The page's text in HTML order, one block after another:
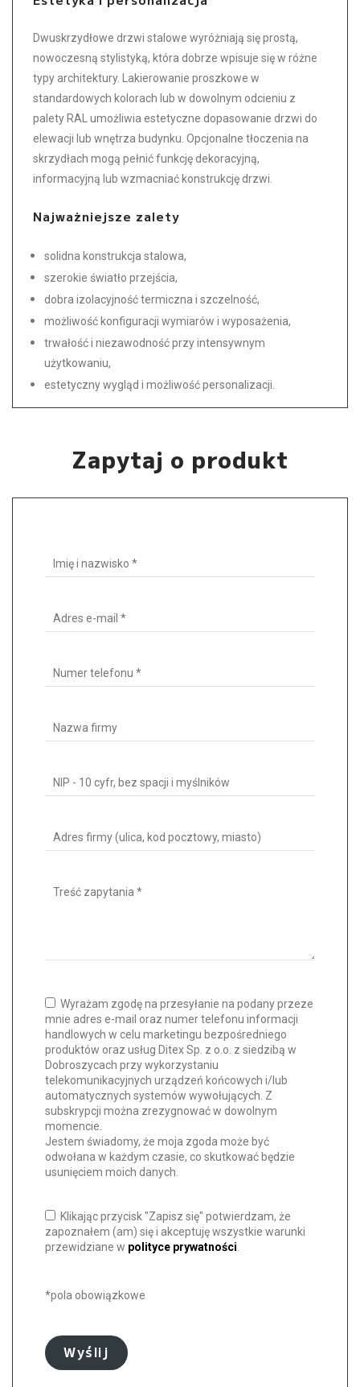
Dwuskrzydłowe drzwi stalowe wyróżniają się prostą,
nowoczesną stylistyką, która dobrze wpisuje się w różne
typy architektury. Lakierowanie proszkowe w
standardowych kolorach lub w dowolnym odcieniu z
palety RAL umożliwia estetyczne dopasowanie drzwi do
elewacji lub wnętrza budynku. Opcjonalne tłoczenia na
skrzydłach mogą pełnić funkcję dekoracyjną,
informacyjną lub wzmacniać konstrukcję drzwi.
Najważniejsze zalety
solidna konstrukcja stalowa,
szerokie światło przejścia,
dobra izolacyjność termiczna i szczelność,
możliwość konfiguracji wymiarów i wyposażenia,
trwałość i niezawodność przy intensywnym
użytkowaniu,
estetyczny wygląd i możliwość personalizacji.
Zapytaj o produkt
Wyrażam zgodę na przesyłanie na podany przeze
mnie adres e-mail oraz numer telefonu informacji
handlowych w celu marketingu bezpośredniego
produktów oraz usług Ditex Sp. z o.o. z siedzibą w
Dobroszycach przy wykorzystaniu
telekomunikacyjnych urządzeń końcowych i/lub
automatycznych systemów wywołujących. Z
subskrypcji można zrezygnować w dowolnym
momencie.
Jestem świadomy, że moja zgoda może być
odwołana w każdym czasie, co skutkować będzie
usunięciem moich danych.
Klikając przycisk "Zapisz się" potwierdzam, że
zapoznałem (am) się i akceptuję wszystkie warunki
przewidziane w polityce prywatności.
*pola obowiązkowe